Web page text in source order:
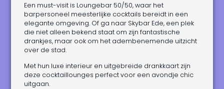
Een must-visit is Loungebar 50/50, waar het
barpersoneel meesterlijke cocktails bereidt in een
elegante omgeving. Of ga naar Skybar Ede, een plek
die niet alleen bekend staat om zijn fantastische
drankjes, maar ook om het adembenemende uitzicht
over de stad.
Met hun luxe interieur en uitgebreide drankkaart zijn
deze cocktaillounges perfect voor een avondje chic
uitgaan.